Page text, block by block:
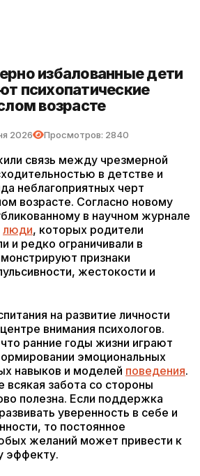
избалованные дети
психопатические
возрасте
2026 Просмотров: 2840
связь между чрезмерной
в детстве и
неблагоприятных черт
возрасте. Согласно новому
в научном журнале
люди, которых родители
и редко ограничивали в
признаки
жестокости и
на развитие личности
внимания психологов.
ранние годы жизни играют
эмоциональных
навыков и моделей поведения.
всякая забота со стороны
полезна. Если поддержка
уверенность в себе и
то постоянное
желаний может привести к
эффекту.